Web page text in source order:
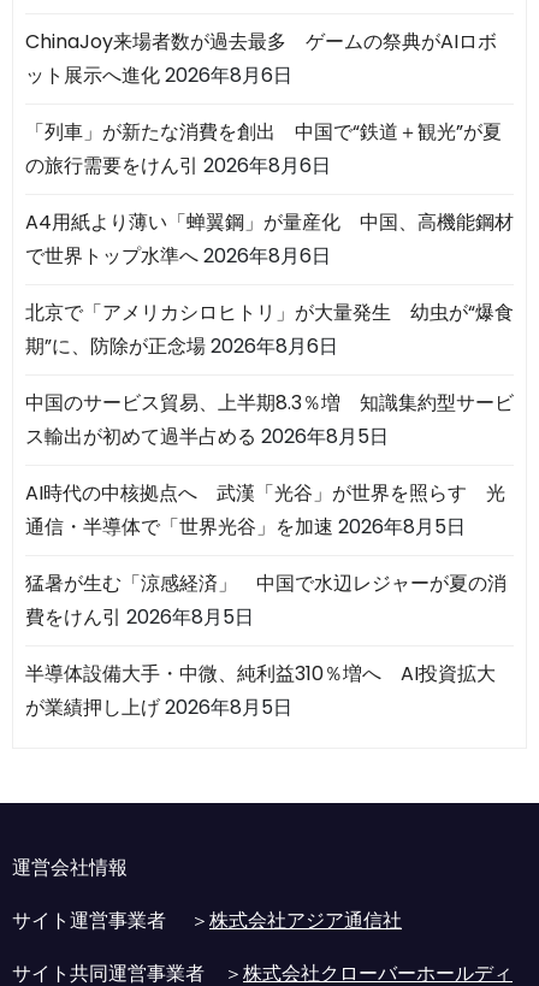
ChinaJoy来場者数が過去最多 ゲームの祭典がAIロボ
ット展示へ進化2026年8月6日
「列車」が新たな消費を創出 中国で“鉄道＋観光”が夏
の旅行需要をけん引 2026年8月6日
A4用紙より薄い「蝉翼鋼」が量産化 中国、高機能鋼材
で世界トップ水準へ2026年8月6日
北京で「アメリカシロヒトリ」が大量発生 幼虫が“爆食
期”に、防除が正念場2026年8月6日
中国のサービス貿易、上半期8.3％増 知識集約型サービ
ス輸出が初めて過半占める 2026年8月5日
AI時代の中核拠点へ 武漢「光谷」が世界を照らす 光
通信・半導体で「世界光谷」を加速 2026年8月5日
猛暑が生む「涼感経済」 中国で水辺レジャーが夏の消
費をけん引 2026年8月5日
半導体設備大手・中微、純利益310％増へ AI投資拡大
が業績押し上げ2026年8月5日
運営会社情報
サイト運営事業者 ＞株式会社アジア通信社
サイト共同運営事業者 ＞株式会社クローバーホールディ